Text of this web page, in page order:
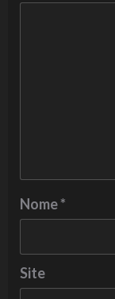
Nome*
Site